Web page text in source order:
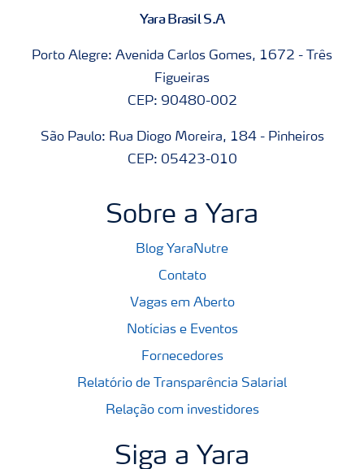
Yara Brasil S.A
Porto Alegre: Avenida Carlos Gomes, 1672 - Três
Figueiras
CEP: 90480-002
São Paulo: Rua Diogo Moreira, 184 - Pinheiros
CEP: 05423-010
Sobre a Yara
Blog YaraNutre
Contato
Vagas em Aberto
Notícias e Eventos
Fornecedores
Relatório de Transparência Salarial
Relação com investidores
Siga a Yara